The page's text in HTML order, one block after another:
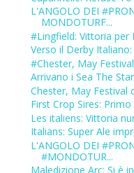
L'ANGOLO DEI
MONDOTURF...
#Lingfield: Vittoria per
Verso il Derby
#Chester, May
Arrivano i Sea The
Chester, May Festival
First Crop Sires:
Les italiens: Vittoria
Italians: Super Ale
L'ANGOLO DEI
#MONDOTUR...
Maledizione Arc: Si è